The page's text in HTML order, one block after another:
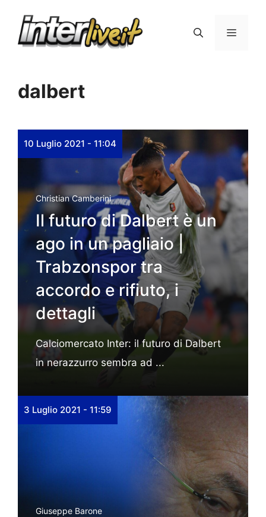
Menu
dalbert
10 Luglio 2021 - 11:04
Christian Camberini
Il futuro di Dalbert è un
ago in un pagliaio |
Trabzonspor tra
accordo e rifiuto, i
dettagli
Calciomercato Inter: il futuro di Dalbert
in nerazzurro sembra ad ...
3 Luglio 2021 - 11:59
Giuseppe Barone